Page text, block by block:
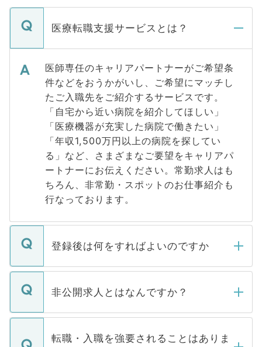
医療転職支援サービスとは？
医師専任のキャリアパートナーがご希望条
件などをおうかがいし、ご希望にマッチし
たご入職先をご紹介するサービスです。
「自宅から近い病院を紹介してほしい」
「医療機器が充実した病院で働きたい」
「年収1,500万円以上の病院を探してい
る」など、さまざまなご要望をキャリアパ
ートナーにお伝えください。常勤求人はも
ちろん、非常勤・スポットのお仕事紹介も
行なっております。
登録後は何をすればよいのですか
ご登録いただきましたら、弊社担当者がご
登録内容を確認し、その後メールもしくは
ます。通常、5営業日以内にはご連絡をせて
いただきますので、しばらくお待ちくださ
非公開求人とはなんですか？
マイナビDOCTORで取り扱っている求人の
うち約3割は、Webサイトからご覧いただ
転職・入職を強要されることはありま